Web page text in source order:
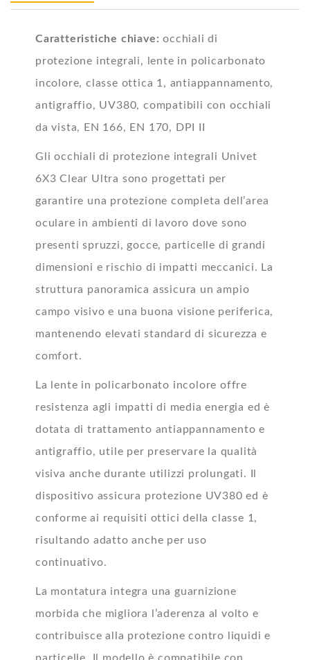
Caratteristiche chiave: occhiali di
protezione integrali, lente in policarbonato
incolore, classe ottica 1, antiappannamento,
antigraffio, UV380, compatibili con occhiali
da vista, EN 166, EN 170, DPI II
Gli occhiali di protezione integrali Univet
6X3 Clear Ultra sono progettati per
garantire una protezione completa dell’area
oculare in ambienti di lavoro dove sono
presenti spruzzi, gocce, particelle di grandi
dimensioni e rischio di impatti meccanici. La
struttura panoramica assicura un ampio
campo visivo e una buona visione periferica,
mantenendo elevati standard di sicurezza e
comfort.
La lente in policarbonato incolore offre
resistenza agli impatti di media energia ed è
dotata di trattamento antiappannamento e
antigraffio, utile per preservare la qualità
visiva anche durante utilizzi prolungati. Il
dispositivo assicura protezione UV380 ed è
conforme ai requisiti ottici della classe 1,
risultando adatto anche per uso
continuativo.
La montatura integra una guarnizione
morbida che migliora l’aderenza al volto e
contribuisce alla protezione contro liquidi e